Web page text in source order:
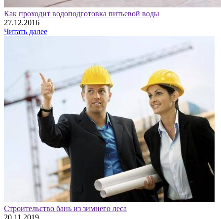
Как проходит водоподготовка питьевой воды
27.12.2016
Читать далее
Строительство бань из зимнего леса
20.11.2019